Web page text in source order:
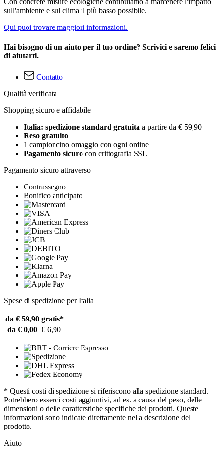
Con concrete misure ecologiche contibuiamo a mantenere l'impatto
sull'ambiente e sul clima il più basso possibile.
Qui puoi trovare maggiori informazioni.
Hai bisogno di un aiuto per il tuo ordine? Scrivici e saremo felici
di aiutarti.
Contatto
Qualità verificata
Shopping sicuro e affidabile
Italia: spedizione standard gratuita a partire da € 59,90
Reso gratuito
1 campioncino omaggio con ogni ordine
Pagamento sicuro con crittografia SSL
Pagamento sicuro attraverso
Contrassegno
Bonifico anticipato
Spese di spedizione per Italia
da € 59,90 gratis*
da € 0,00 € 6,90
* Questi costi di spedizione si riferiscono alla spedizione standard.
Potrebbero esserci costi aggiuntivi, ad es. a causa del peso, delle
dimensioni o delle caratterstiche specifiche dei prodotti. Queste
informazioni sono indicate direttamente nella descrizione del
prodotto.
Aiuto